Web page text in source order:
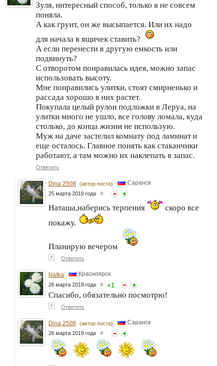
Зуля, интересный способ, только я не совсем
поняла.
А как грунт, он же высыпается. Или их надо
для начала в ящичек ставить?
А если перенести в другую емкость или
подвинуть?
С отворотом понравилась идея, можно запас
использовать высоту.
Мне понравились улитки, стоят смирненько и
рассада хорошо в них растет.
Покупала целый рулон подложки в Леруа, на
улитки много не ушло, все голову ломала, куда
столько, до конца жизни не использую.
Муж на даче застелил комнату под ламинат и
еще осталось. Главное понять как стаканчики
работают, а там можно их наклепать в запас.
Ответить
Dina 2508 (автор поста) Саранск
25 марта 2019 года #
Наташа,наберись терпения
скоро все
покажу.
Планирую вечером
↑ Ответить
Natka Красноярск
26 марта 2019 года # +1
Спасибо, обязательно посмотрю!
↑ Ответить
Dina 2508 (автор поста) Саранск
26 марта 2019 года #